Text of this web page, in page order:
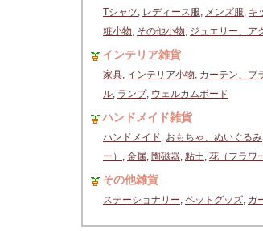
Tシャツ, レディース服, メンズ服, キ
粧小物, その他小物, ジュエリー、ア
インテリア雑貨
家具, インテリア小物, カーテン、ブ
ル, ランプ, ウェルカムボード
ハンドメイド雑貨
ハンドメイド, おもちゃ、ぬいぐるみ
ー） , 金属, 陶磁器, 粘土, 花（フラワ
その他雑貨
ステーショナリー, ペットグッズ, ガ